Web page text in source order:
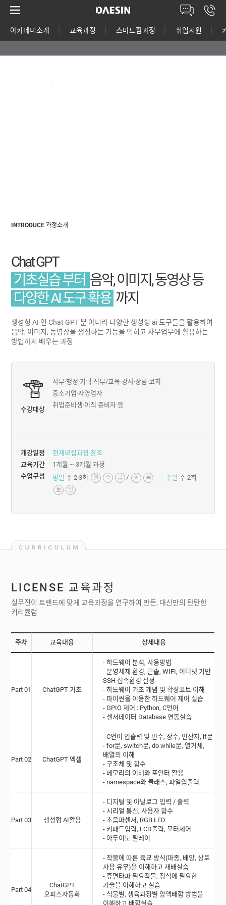
아카데미소개 교육과정 스마트팜과정 취업지원
INTRODUCE 과정소개
Chat GPT
기초실습 부터 음악, 이미지, 동영상 등
다양한 AI 도구 확용 까지
생성형 AI 인 Chat GPT 뿐 아니라 다양한 생성형 ai 도구들을 활용하여
음악, 이미지, 동영상을 생성하는 기능을 익히고 사무업무에 활용하는
방법까지 배우는 과정
수강대상
사무·행정·기획 직무/교육·강사·상담·코치
중소기업·자영업자
취업준비생·이직 준비자 등
개강일정
현재모집과정 참조
교육기간
1개월 ~ 3개월 과정
수업구성
평일 주 2·3회 월 수 금 / 화 목 주말 주 2회
토 일
LICENSE 교육과정
실무진이 트랜드에 맞게 교육과정을 연구하여 만든, 대신만의 탄탄한
커리큘럼
주차 교육내용 상세내용
Part 01 ChatGPT 기초
- 하드웨어 분석, 사용방법
- 운영체제 환경, 콘솔, WIFI, 이더넷 기반
SSH 접속환경 설정
- 하드웨어 기초 개념 및 확장포트 이해
- 파이썬을 이용한 하드웨어 제어 실습
- GPIO 제어 : Python, C언어
- 센서데이터 Database 연동실습
Part 02 ChatGPT 엑셀
- C언어 입출력 및 변수, 상수, 연산자, if문
- for문, switch문, do while문, 열거체,
배열의 이해
- 구조체 및 함수
- 메모리의 이해와 포인터 활용
- namespace와 클래스, 파일입출력
Part 03 생성형 AI활용
- 디지털 및 아날로그 입력 / 출력
- 시리얼 통신, 사용자 함수
- 초음파센서, RGB LED
- 키패드입력, LCD출력, 모터제어
- 아두이노 릴레이
Part 04
ChatGPT
오피스자동화
- 작물에 따른 육묘 방식(파종, 배양, 상토
사용 유무)을 이해하고 재배실습
- 휴면타파 필요작물, 정식에 필요한
기술을 이해하고 실습
- 식물별, 생육과정별 양액배합 방법을
이해하고 배합실습